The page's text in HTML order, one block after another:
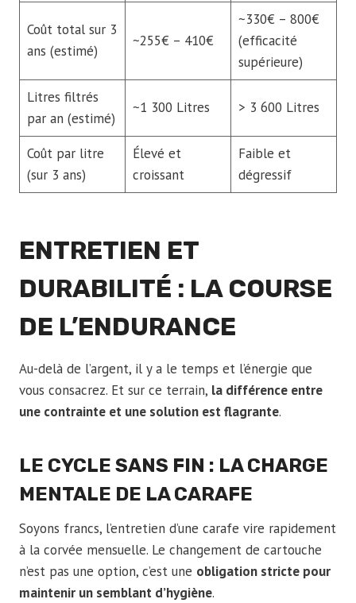
Coût total sur 3
ans (estimé)
~255€ – 410€
~330€ – 800€
(efficacité
supérieure)
Litres filtrés
par an (estimé)
~1 300 Litres > 3 600 Litres
Coût par litre
(sur 3 ans)
Élevé et
croissant
Faible et
dégressif
ENTRETIEN ET
DURABILITÉ : LA COURSE
DE L’ENDURANCE
Au-delà de l’argent, il y a le temps et l’énergie que
vous consacrez. Et sur ce terrain, la différence entre
une contrainte et une solution est flagrante.
LE CYCLE SANS FIN : LA CHARGE
MENTALE DE LA CARAFE
Soyons francs, l’entretien d’une carafe vire rapidement
à la corvée mensuelle. Le changement de cartouche
n’est pas une option, c’est une obligation stricte pour
maintenir un semblant d’hygiène.